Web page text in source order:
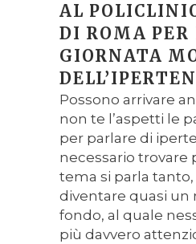
AL
DI ROMA PER
GIORNATA
Possono arrivare
non te l’aspetti le
per parlare di
necessario trovare
tema si parla tanto,
diventare quasi un
fondo, al quale
più davvero